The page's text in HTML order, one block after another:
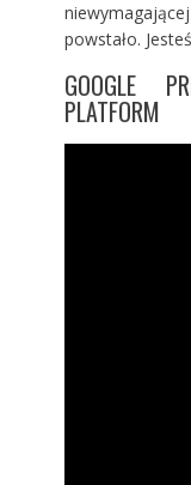
powstało.
GOOGLE
PLATFORM